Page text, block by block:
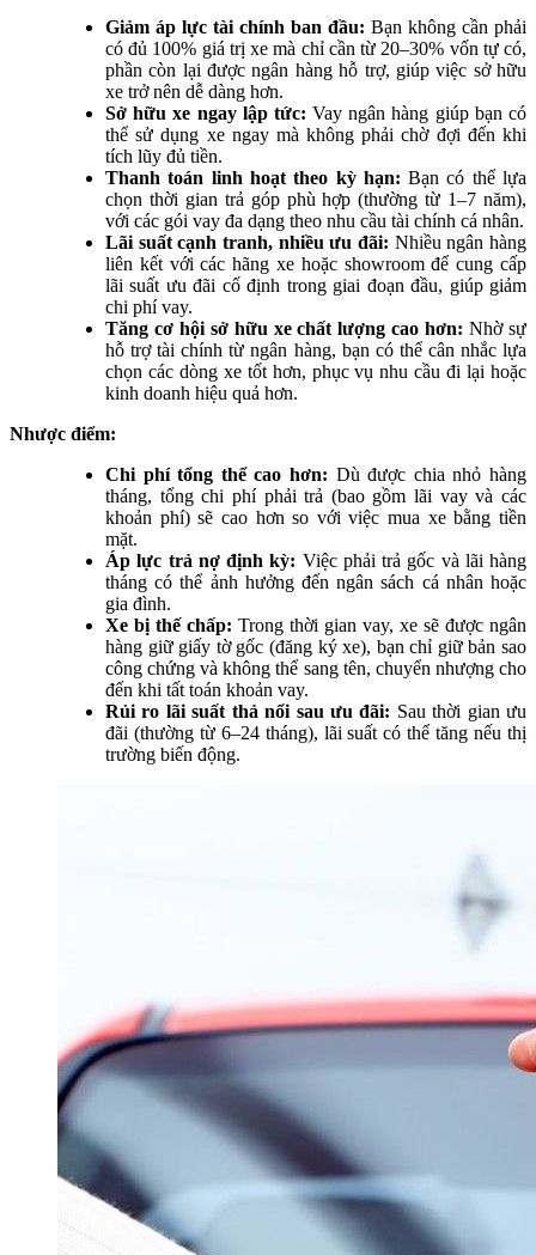
Giảm áp lực tài chính ban đầu: Bạn không cần phải
có đủ 100% giá trị xe mà chỉ cần từ 20–30% vốn tự có,
phần còn lại được ngân hàng hỗ trợ, giúp việc sở hữu
xe trở nên dễ dàng hơn.
Sở hữu xe ngay lập tức:Vay ngân hàng giúp bạn có
thể sử dụng xe ngay mà không phải chờ đợi đến khi
tích lũy đủ tiền.
Thanh toán linh hoạt theo kỳ hạn:Bạn có thể lựa
chọn thời gian trả góp phù hợp (thường từ 1–7 năm),
với các gói vay đa dạng theo nhu cầu tài chính cá nhân.
Lãi suất cạnh tranh, nhiều ưu đãi: Nhiều ngân hàng
liên kết với các hãng xe hoặc showroom để cung cấp
lãi suất ưu đãi cố định trong giai đoạn đầu, giúp giảm
chi phí vay.
Tăng cơ hội sở hữu xe chất lượng cao hơn: Nhờ sự
hỗ trợ tài chính từ ngân hàng, bạn có thể cân nhắc lựa
chọn các dòng xe tốt hơn, phục vụ nhu cầu đi lại hoặc
kinh doanh hiệu quả hơn.
Nhược điểm:
Chi phí tổng thể cao hơn: Dù được chia nhỏ hàng
tháng, tổng chi phí phải trả (bao gồm lãi vay và các
khoản phí) sẽ cao hơn so với việc mua xe bằng tiền
mặt.
Áp lực trả nợ định kỳ: Việc phải trả gốc và lãi hàng
tháng có thể ảnh hưởng đến ngân sách cá nhân hoặc
gia đình.
Xe bị thế chấp: Trong thời gian vay, xe sẽ được ngân
hàng giữ giấy tờ gốc (đăng ký xe), bạn chỉ giữ bản sao
công chứng và không thể sang tên, chuyển nhượng cho
đến khi tất toán khoản vay.
Rủi ro lãi suất thả nổi sau ưu đãi: Sau thời gian ưu
đãi (thường từ 6–24 tháng), lãi suất có thể tăng nếu thị
trường biến động.